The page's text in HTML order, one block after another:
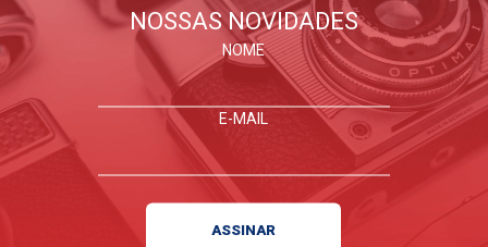
NOSSAS NOVIDADES
NOME
E-MAIL